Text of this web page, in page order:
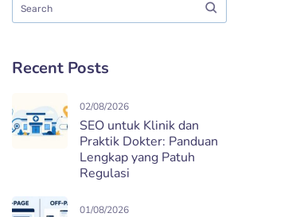
Recent Posts
02/08/2026
SEO untuk Klinik dan
Praktik Dokter: Panduan
Lengkap yang Patuh
Regulasi
01/08/2026